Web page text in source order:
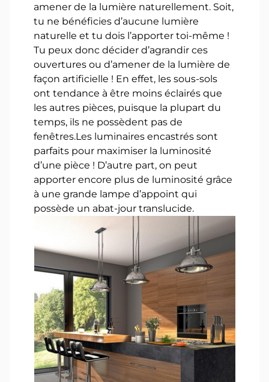
amener de la lumière naturellement. Soit,
tu ne bénéficies d’aucune lumière
naturelle et tu dois l’apporter toi-même !
Tu peux donc décider d’agrandir ces
ouvertures ou d’amener de la lumière de
façon artificielle ! En effet, les sous-sols
ont tendance à être moins éclairés que
les autres pièces, puisque la plupart du
temps, ils ne possèdent pas de
fenêtres.Les luminaires encastrés sont
parfaits pour maximiser la luminosité
d’une pièce ! D’autre part, on peut
apporter encore plus de luminosité grâce
à une grande lampe d’appoint qui
possède un abat-jour translucide.